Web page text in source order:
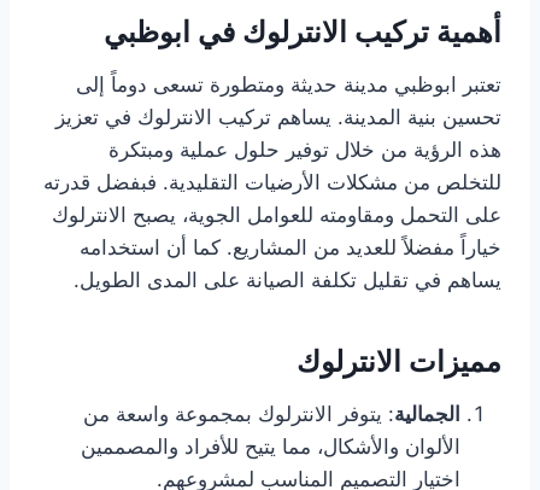
أهمية تركيب الانترلوك في ابوظبي
تعتبر ابوظبي مدينة حديثة ومتطورة تسعى دوماً إلى
تحسين بنية المدينة. يساهم تركيب الانترلوك في تعزيز
هذه الرؤية من خلال توفير حلول عملية ومبتكرة
للتخلص من مشكلات الأرضيات التقليدية. فبفضل قدرته
على التحمل ومقاومته للعوامل الجوية، يصبح الانترلوك
خياراً مفضلاً للعديد من المشاريع. كما أن استخدامه
يساهم في تقليل تكلفة الصيانة على المدى الطويل.
مميزات الانترلوك
الجمالية: يتوفر الانترلوك بمجموعة واسعة من
الألوان والأشكال، مما يتيح للأفراد والمصممين
اختيار التصميم المناسب لمشروعهم.